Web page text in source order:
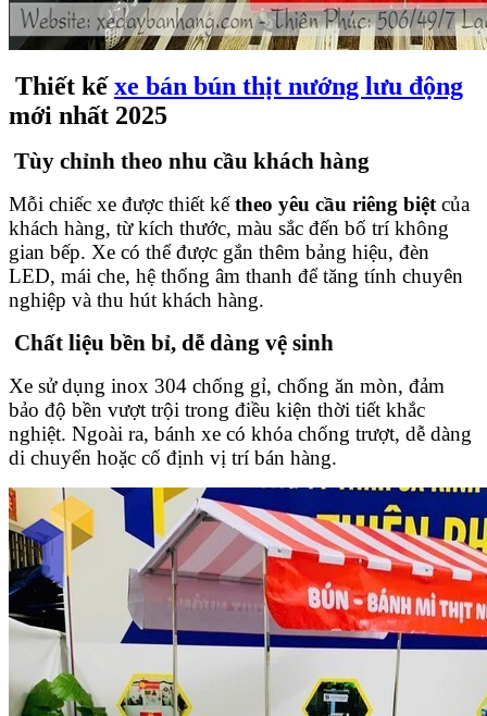
Thiết kếxe bán bún thịt nướng lưu động
mới nhất 2025
Tùy chỉnh theo nhu cầu khách hàng
Mỗi chiếc xe được thiết kếtheo yêu cầu riêng biệt của
khách hàng, từ kích thước, màu sắc đến bố trí không
gian bếp. Xe có thể được gắn thêm bảng hiệu, đèn
LED, mái che, hệ thống âm thanh để tăng tính chuyên
nghiệp và thu hút khách hàng.
Chất liệu bền bỉ, dễ dàng vệ sinh
Xe sử dụng inox 304 chống gỉ, chống ăn mòn, đảm
bảo độ bền vượt trội trong điều kiện thời tiết khắc
nghiệt. Ngoài ra, bánh xe có khóa chống trượt, dễ dàng
di chuyển hoặc cố định vị trí bán hàng.